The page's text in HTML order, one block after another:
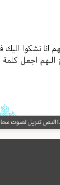
انا نشكوا
اللهم اجعل
النص تنزيل لصوت